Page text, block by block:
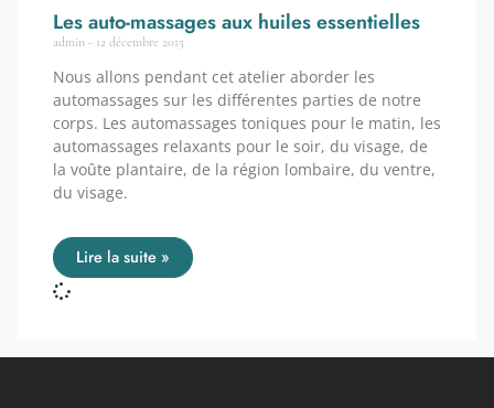
Les auto-massages aux huiles essentielles
admin 12 décembre 2015
Nous allons pendant cet atelier aborder les
automassages sur les différentes parties de notre
corps. Les automassages toniques pour le matin, les
automassages relaxants pour le soir, du visage, de
la voûte plantaire, de la région lombaire, du ventre,
du visage.
Lire la suite »